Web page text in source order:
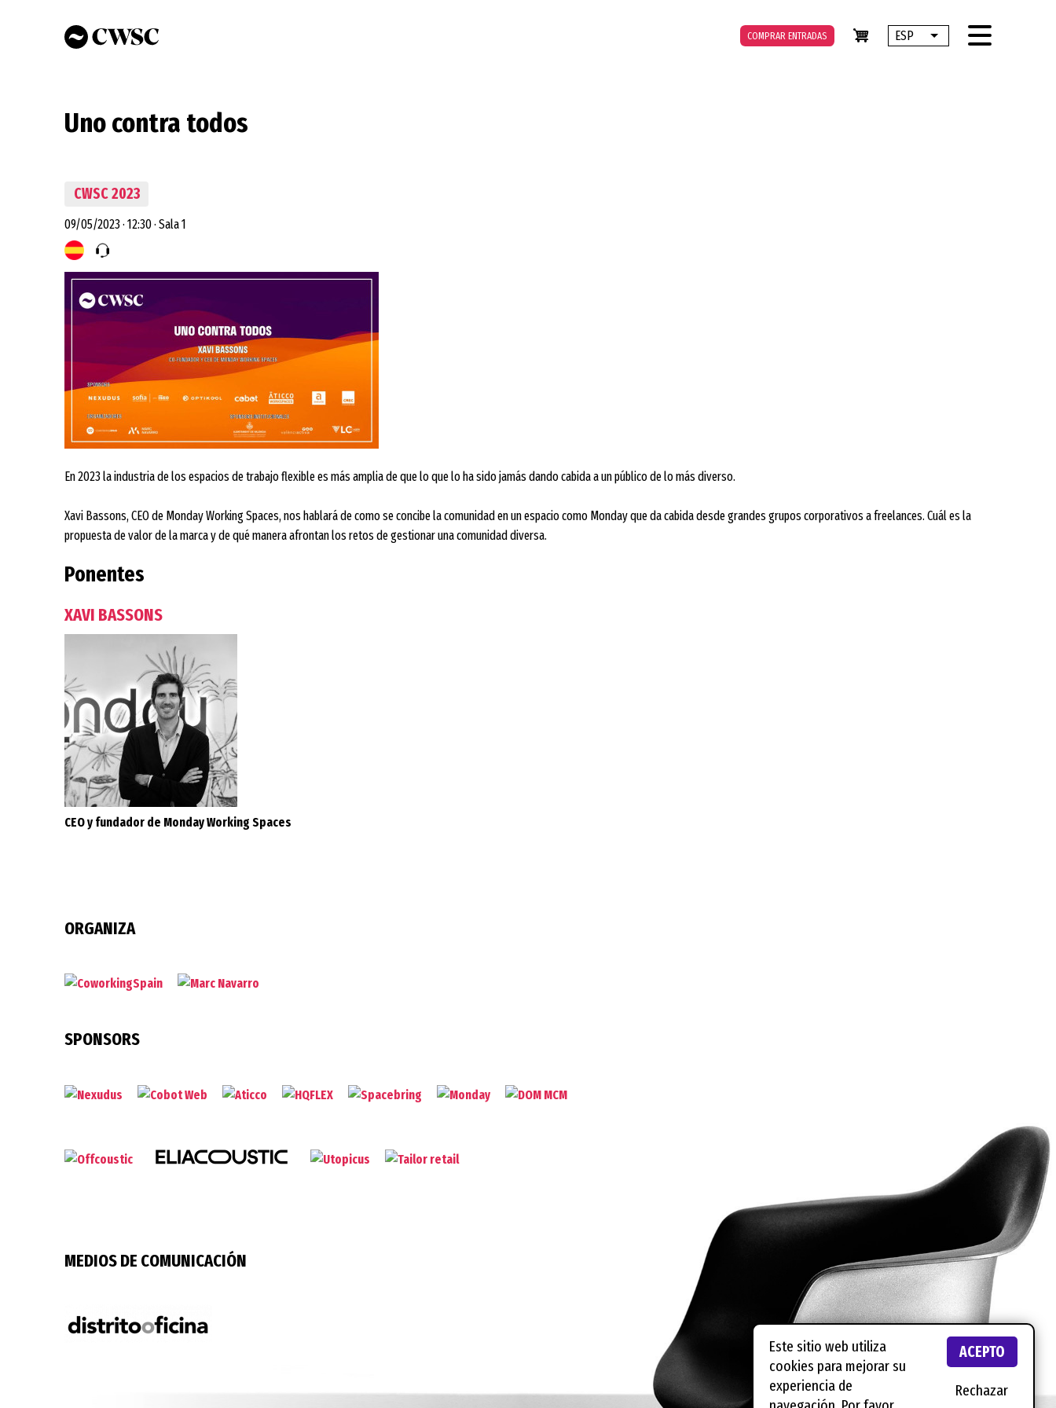
ESP Lista adicional de
COMPRAR ENTRADAS
Uno contra todos
CWSC 2023
09/05/2023· 12:30· Sala 1
En 2023 la industria de los espacios de trabajo flexible es más amplia de que lo que lo ha sido jamás dando cabida a un público de lo más diverso.
Xavi Bassons, CEO de Monday Working Spaces, nos hablará de como se concibe la comunidad en un espacio como Monday que da cabida desde grandes grupos corporativos a freelances. Cuál es la
propuesta de valor de la marca y de qué manera afrontan los retos de gestionar una comunidad diversa.
Ponentes
XAVI BASSONS
CEO y fundador de Monday Working Spaces
ORGANIZA
SPONSORS
MEDIOS DE COMUNICACIÓN
Este sitio web utiliza
cookies para mejorar su
experiencia de
ACEPTO
Rechazar